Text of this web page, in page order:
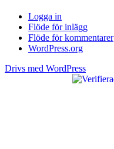
Logga in
Flöde för inlägg
Flöde för kommentarer
WordPress.org
Drivs med WordPress